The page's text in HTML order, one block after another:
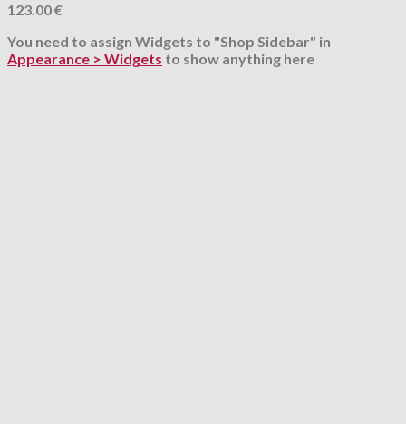
123.00€
You need to assign Widgets to "Shop Sidebar" in
Appearance > Widgets to show anything here